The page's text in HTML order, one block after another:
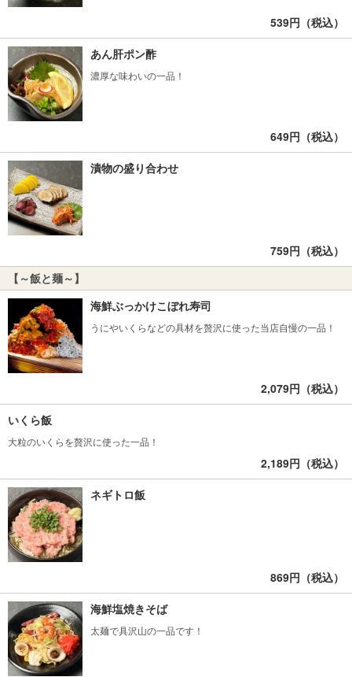
539円（税込）
あん肝ポン酢
濃厚な味わいの一品！
649円（税込）
漬物の盛り合わせ
759円（税込）
【～飯と麺～】
海鮮ぶっかけこぼれ寿司
うにやいくらなどの具材を贅沢に使った当店自慢の一品！
2,079円（税込）
いくら飯
大粒のいくらを贅沢に使った一品！
2,189円（税込）
ネギトロ飯
869円（税込）
海鮮塩焼きそば
太麺で具沢山の一品です！